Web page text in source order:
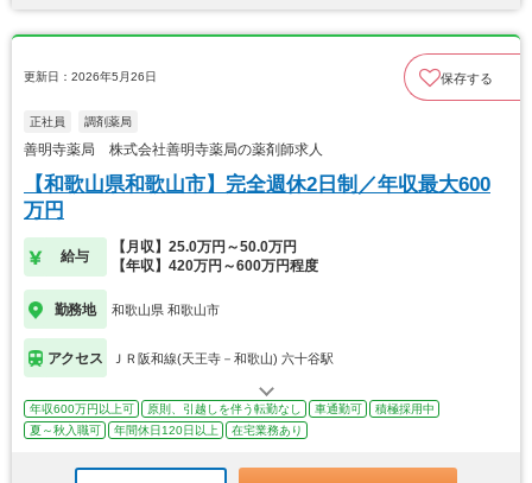
更新日：2026年5月26日 保存する
正社員 調剤薬局
善明寺薬局 株式会社善明寺薬局の薬剤師求人
【和歌山県和歌山市】完全週休2日制／年収最大600
万円
給与
【月収】25.0万円～50.0万円
【年収】420万円～600万円程度
勤務地 和歌山県 和歌山市
アクセス ＪＲ阪和線(天王寺－和歌山) 六十谷駅
年収600万円以上可 原則、引越しを伴う転勤なし 車通勤可
積極採用中
夏～秋入職可
年間休日120日以上 在宅業務あり